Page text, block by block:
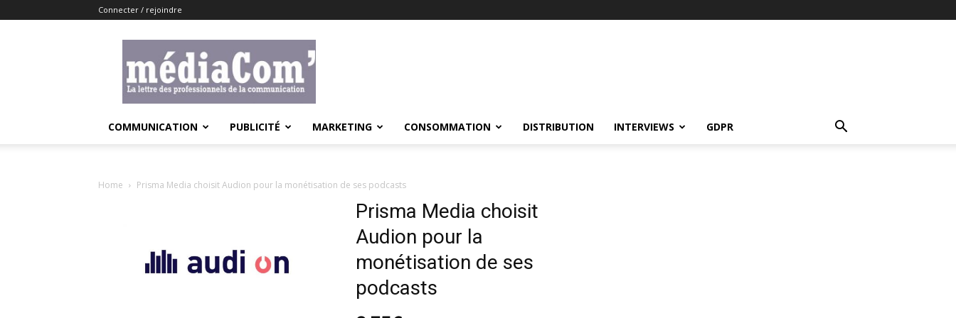
Connecter / rejoindre
COMMUNICATION PUBLICITÉ MARKETING CONSOMMATION DISTRIBUTION INTERVIEWS GDPR
Home Prisma Media choisit Audion pour la monétisation de ses podcasts
Prisma Media choisit
Audion pour la
monétisation de ses
podcasts